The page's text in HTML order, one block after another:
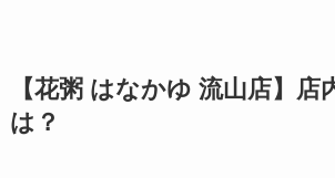
【花粥 はなかゆ 流山店】店
は？